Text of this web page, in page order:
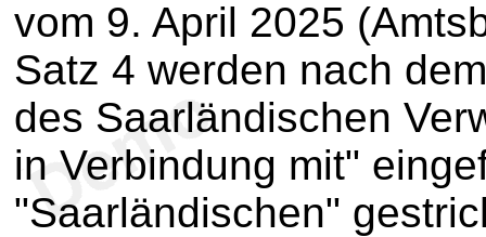
vom 9. April 2025
Satz 4 werden nach
des Saarländischen
in Verbindung mit"
"Saarländischen"